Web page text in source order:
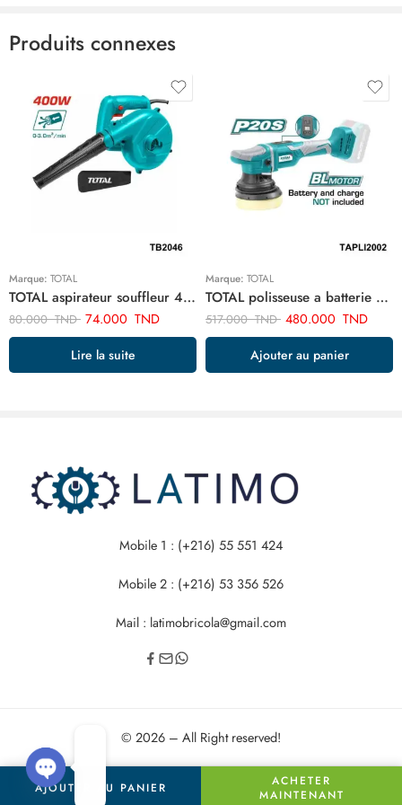
Produits connexes
Marque: TOTAL
TOTAL aspirateur souffleur 400w TB2046
80.000TND 74.000 TND
Lire la suite
Marque: TOTAL
TOTAL polisseuse a batterie TAPLI2002
517.000TND 480.000 TND
Ajouter au panier
Mobile 1 : (+216) 55 551 424
Mobile 2 : (+216) 53 356 526
Mail : latimobricola@gmail.com
© 2026 – All Right reserved!
AJOUTER AU PANIER
ACHETER
MAINTENANT
OPEN